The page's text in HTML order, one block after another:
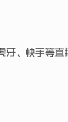
、快手等